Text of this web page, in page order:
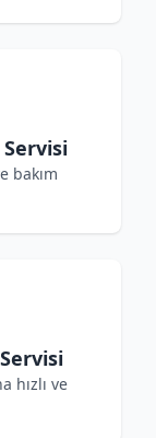
bakım
hızlı ve